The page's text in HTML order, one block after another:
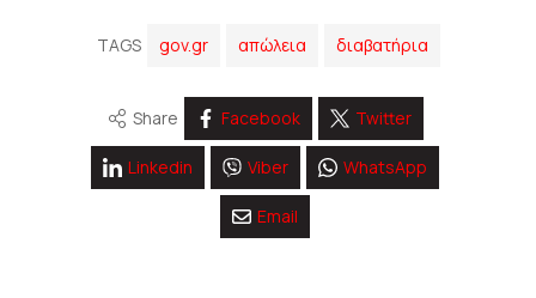
TAGS gov.gr απώλεια διαβατήρια
Share Facebook Twitter
Linkedin Viber WhatsApp
Email